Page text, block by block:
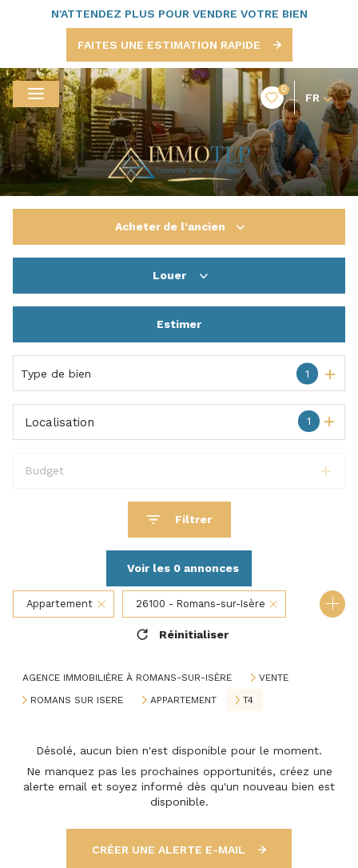
N'ATTENDEZ PLUS POUR VENDRE VOTRE BIEN
FAITES UNE ESTIMATION RAPIDE
0
FR
Acheter de l'ancien
De l'immo pro
Louer
Estimer
Type de bien 1
1
Localisation
Budget
Filtrer
Voir les 0 annonces
Appartement 26100 - Romans-sur-Isère
Réinitialiser
AGENCE IMMOBILIÈRE À ROMANS-SUR-ISÈRE
VENTE
ROMANS SUR ISERE
APPARTEMENT T4
Désolé, aucun bien n'est disponible pour le moment.
Ne manquez pas les prochaines opportunités, créez une
alerte email et soyez informé dès qu'un nouveau bien est
disponible.
CRÉER UNE ALERTE E-MAIL